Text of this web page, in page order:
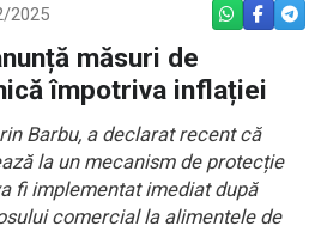
2025 WHATSAPP
măsuri de
împotriva inflației
Barbu, a declarat recent că
la un mecanism de protecție
fi implementat imediat după
comercial la alimentele de